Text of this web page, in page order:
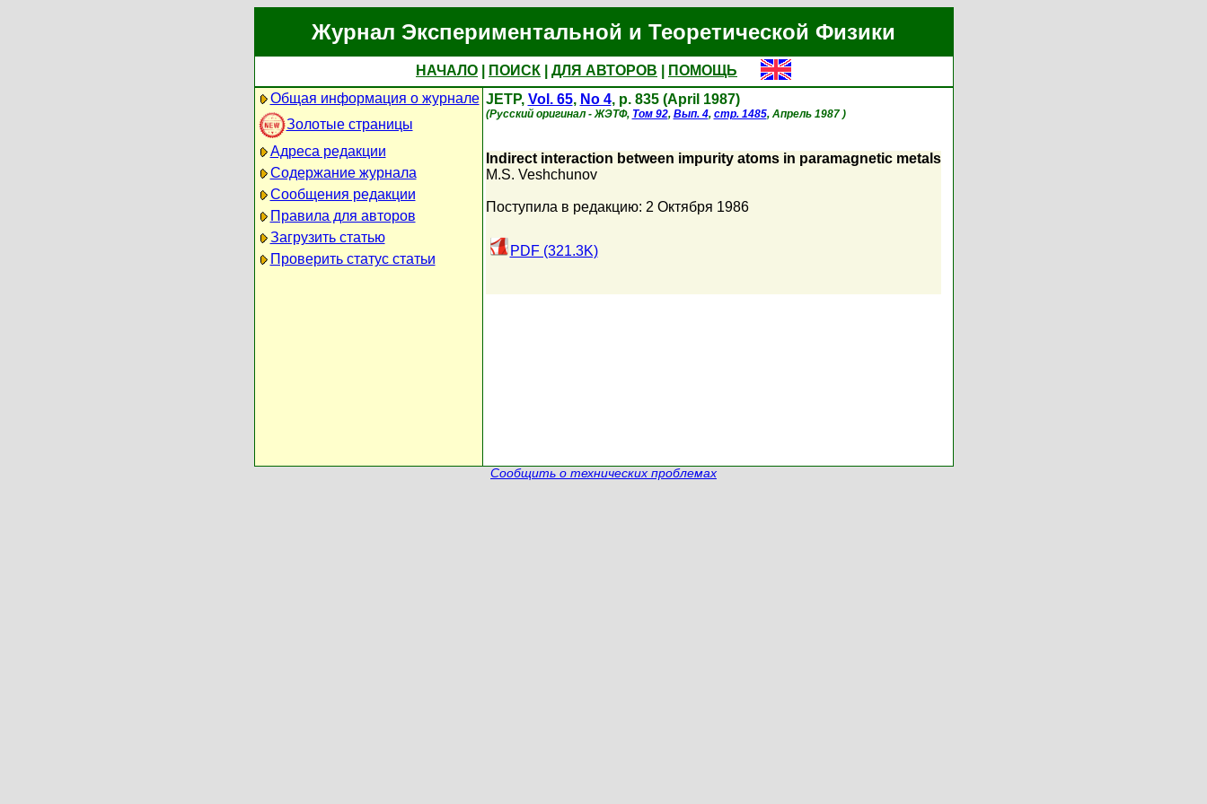
Журнал Экспериментальной и Теоретической Физики
НАЧАЛО ПОИСК ДЛЯ АВТОРОВ
ПОМОЩЬ
Общая информация о журнале
Золотые страницы
Адреса редакции
Содержание журнала
Сообщения редакции
Правила для авторов
Загрузить статью
Проверить статус статьи
JETP, Vol. 65, No 4, p. 835 (April 1987)
(Русский оригинал - ЖЭТФ, Том 92, Вып. 4, стр. 1485, Апрель 1987 )
Indirect interaction between impurity atoms in paramagnetic metals
M.S. Veshchunov
Поступила в редакцию: 2 Октября 1986
PDF (321.3K)
Сообщить о технических проблемах